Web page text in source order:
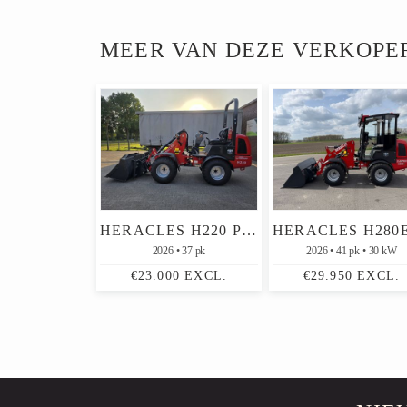
MEER VAN DEZE
HERACLES H220 PRO MINI SHOVEL NIEUW (2026)
2026 37 pk
€23.000 EXCL.
2026 41 pk 30 kW
€29.950 EXCL.